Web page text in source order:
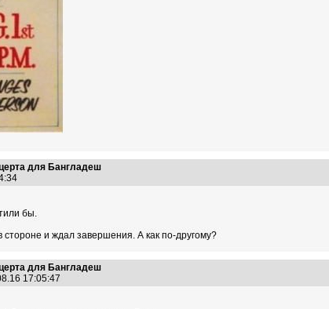
для Бангладеш
бы.
и ждал завершения. А как по-другому?
для Бангладеш
17:05:47